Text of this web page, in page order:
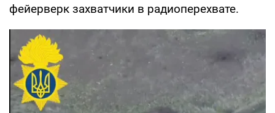
фейерверк захватчики в радиоперехвате.